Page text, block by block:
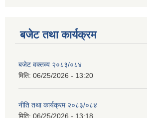
बजेट तथा कार्यक्रम
बजेट वक्तव्य २०८३/०८४
मिति: 06/25/2026 - 13:20
नीति तथा कार्यक्रम २०८३/०८४
मिति: 06/25/2026 - 13:18